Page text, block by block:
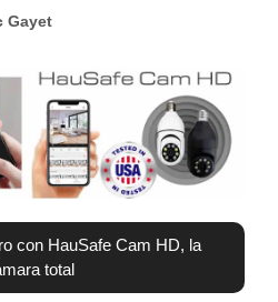
Gayet
con HauSafe Cam HD, la
total